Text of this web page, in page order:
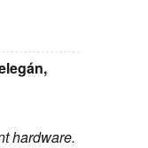
hardware.